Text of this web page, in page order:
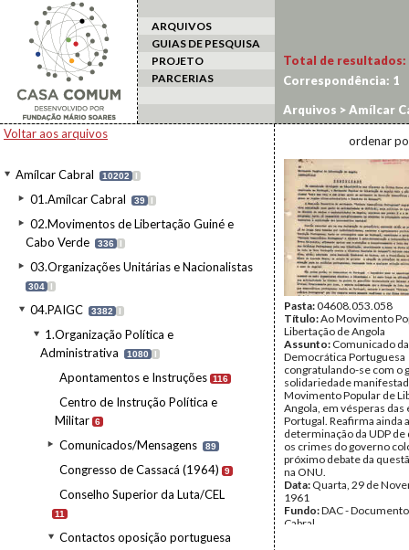
ARQUIVOS
GUIAS DE PESQUISA
PROJETO
PARCERIAS
Voltar aos arquivos
Amílcar Cabral 10202 I
01.Amílcar Cabral 39 I
02.Movimentos de Libertação Guiné e
Cabo Verde
336 I
03.Organizações Unitárias e Nacionalistas
304 I
04.PAIGC 3382 I
1.Organização Política e
Administrativa
1080 I
Apontamentos e Instruções 116
Centro de Instrução Política e
Militar 6
Comunicados/Mensagens 89
Congresso de Cassacá (1964) 9
Conselho Superior da Luta/CEL
11
Contactos oposição portuguesa
Total de resultados:
Correspondência: 1
Arquivos >Amílcar
portuguesa no exílio
ordenar
Pasta:04608.053.058
Título:Ao Movimento
Libertação de Angola
Assunto: Comunicado
Democrática Portuguesa
congratulando-se com o
solidariedade
Movimento Popular de
Angola, em vésperas
Portugal. Reafirma ainda a
determinação da UDP
os crimes do governo
próximo debate da
na ONU.
Data: Quarta, 29 de
1961
Fundo:DAC -
Cabral